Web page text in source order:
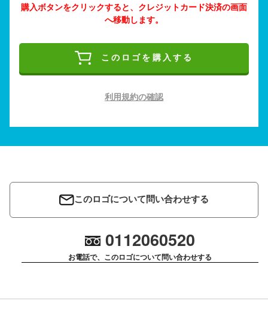
購入ボタンをクリックすると、クレジットカード決済の画面
へ移動します。
このロゴを購入する
利用規約の確認
このロゴについて問い合わせする
0112060520
お電話で、このロゴについて問い合わせする